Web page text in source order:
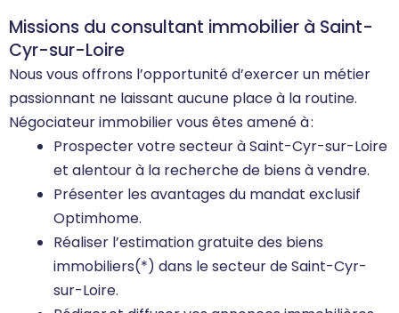
Missions du consultant immobilier à Saint-
Cyr-sur-Loire
Nous vous offrons l’opportunité d’exercer un métier
passionnant ne laissant aucune place à la routine.
Négociateur immobilier vous êtes amené à :
Prospecter votre secteur à Saint-Cyr-sur-Loire
et alentour à la recherche de biens à vendre.
Présenter les avantages du mandat exclusif
Optimhome.
Réaliser l’estimation gratuite des biens
immobiliers(*) dans le secteur de Saint-Cyr-
sur-Loire.